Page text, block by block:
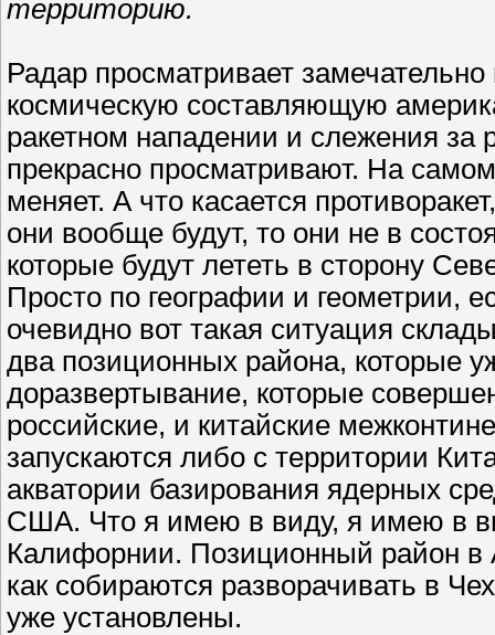
территорию.
Радар просматривает
космическую составляющую
ракетном нападении и слежения за
прекрасно просматривают. На
меняет. А что касается
они вообще будут, то они не в
которые будут лететь в сторону
Просто по географии и геометрии,
очевидно вот такая ситуация
два позиционных района, которые
доразвертывание, которые
российские, и китайские
запускаются либо с территории
акватории базирования ядерных
США. Что я имею в виду, я имею в
Калифорнии. Позиционный район в
как собираются разворачивать в
уже установлены.